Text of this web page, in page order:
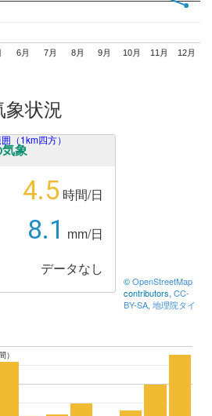
6月 7月 8月 9月 10月 11月 12月
状況
象
4.5 時間/日
8.1 mm/日
データなし
（1km四方）
©OpenStreetMap
contributors,CC-
BY-SA,地理院タイ
）
）